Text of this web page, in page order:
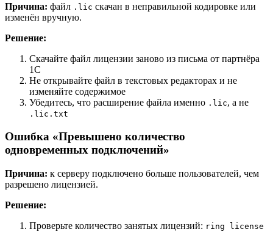
Причина: файл .lic скачан в неправильной кодировке или
изменён вручную.
Решение:
Скачайте файл лицензии заново из письма от партнёра
1С
Не открывайте файл в текстовых редакторах и не
изменяйте содержимое
Убедитесь, что расширение файла именно .lic, а не
.lic.txt
Ошибка «Превышено количество
одновременных подключений»
Причина: к серверу подключено больше пользователей, чем
разрешено лицензией.
Решение:
Проверьте количество занятых лицензий: ring license